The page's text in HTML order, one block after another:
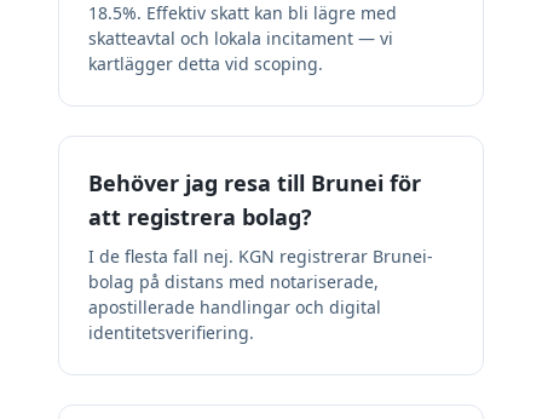
18.5%. Effektiv skatt kan bli lägre med
skatteavtal och lokala incitament — vi
kartlägger detta vid scoping.
Behöver jag resa till Brunei för
att registrera bolag?
I de flesta fall nej. KGN registrerar Brunei-
bolag på distans med notariserade,
apostillerade handlingar och digital
identitetsverifiering.